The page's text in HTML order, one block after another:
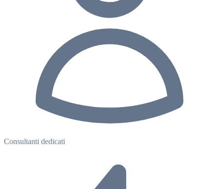
Consultanti dedicati